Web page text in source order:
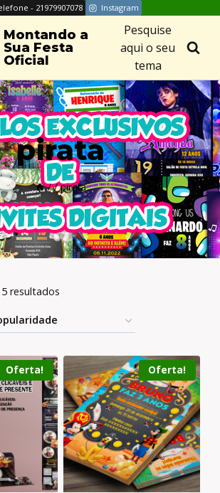
- 21979907078 Instagram
Montando a
Sua Festa
Oficial
Pesquise
aqui o seu
tema
pirata
/ / pirata
resultados
Oferta! Oferta!